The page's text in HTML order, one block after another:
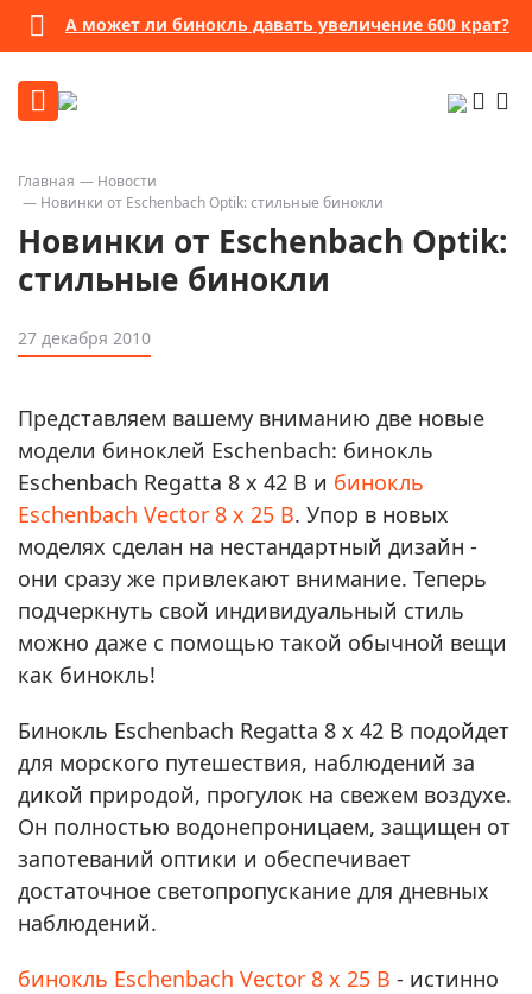
А может ли бинокль давать увеличение 600 крат?
Главная
Новости
Новинки от Eschenbach Optik: стильные бинокли
Новинки от Eschenbach Optik:
стильные бинокли
27 декабря 2010
Представляем вашему вниманию две новые
модели биноклей Eschenbach: бинокль
Eschenbach Regatta 8 x 42 B и бинокль
Eschenbach Vector 8 x 25 B. Упор в новых
моделях сделан на нестандартный дизайн -
они сразу же привлекают внимание. Теперь
подчеркнуть свой индивидуальный стиль
можно даже с помощью такой обычной вещи
как бинокль!
Бинокль Eschenbach Regatta 8 x 42 B подойдет
для морского путешествия, наблюдений за
дикой природой, прогулок на свежем воздухе.
Он полностью водонепроницаем, защищен от
запотеваний оптики и обеспечивает
достаточное светопропускание для дневных
наблюдений.
бинокль Eschenbach Vector 8 x 25 B - истинно